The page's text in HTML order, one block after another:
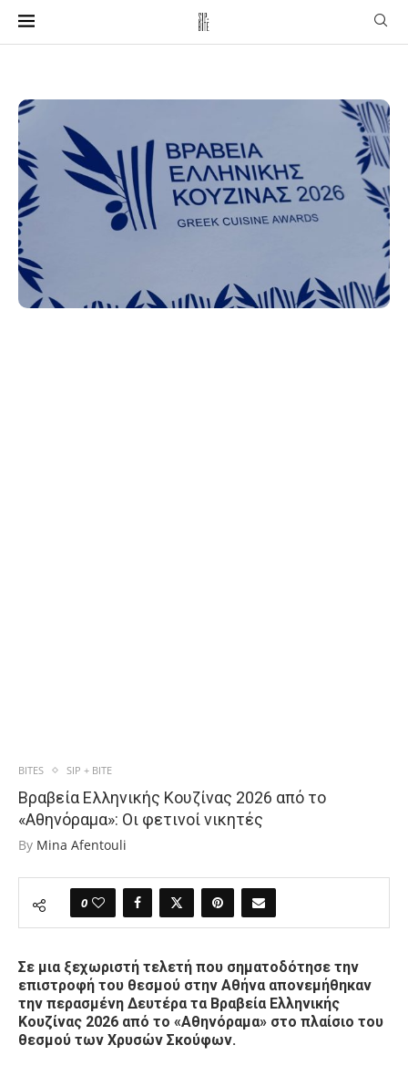
BITES SIP + BITE
Βραβεία Ελληνικής Κουζίνας 2026 από το
«Αθηνόραμα»: Οι φετινοί νικητές
By Mina Afentouli
0
Σε μια ξεχωριστή τελετή που σηματοδότησε την
επιστροφή του θεσμού στην Αθήνα απονεμήθηκαν
την περασμένη Δευτέρα τα Βραβεία Ελληνικής
Κουζίνας 2026 από το «Αθηνόραμα» στο πλαίσιο του
θεσμού των Χρυσών Σκούφων.